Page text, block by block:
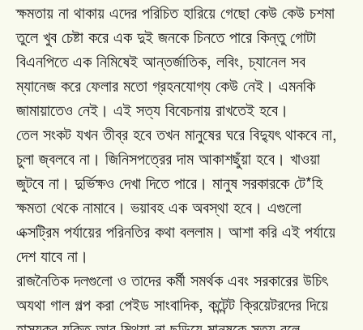
ক্ষমতায় না থাকায় এদের পরিচিত হারিয়ে গেছো কেউ কেউ চশমা
তুলে খুব চেষ্টা করে এক দুই জনকে চিনতে পারে কিন্তু গোটা
বিএনপিতে এক নিমিষেই আন্তর্জাতিক, লবিং,চ্যানেল সব
ম্যানেজ করে ফেলার মতো গ্রহনযোগ্য কেউ নেই। এমনকি
জামায়াতেও নেই। এই সত্য বিবেচনায় রাখতেই হবে।
তেল সংকট যখন তীব্র হবে তখন মানুষের ঘরে বিদ্যুৎ থাকবে না,
চুলা জ্বলবে না। জিনিসপত্রের দাম আকাশছুঁয়া হবে। খাওয়া
জুটবে না। দুর্ভিক্ষও দেখা দিতে পারে। মানুষ সরকারকে টে*হি
ক্ষমতা থেকে নামাবে। ভয়াবহ এক অবস্থা হবে। এগুলো
এক্সট্রিম পর্যায়ের পরিনতির কথা বললাম। আশা করি এই পর্যায়ে
দেশ যাবে না।
রাজনৈতিক দলগুলো ও তাদের কর্মী সমর্থক এবং সরকারের উচিৎ
অযথা গাল গল্প করা পেইড সাংবাদিক, কন্টেন্ট ক্রিয়েটরদের দিয়ে